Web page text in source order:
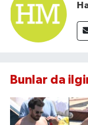
Bunlar da